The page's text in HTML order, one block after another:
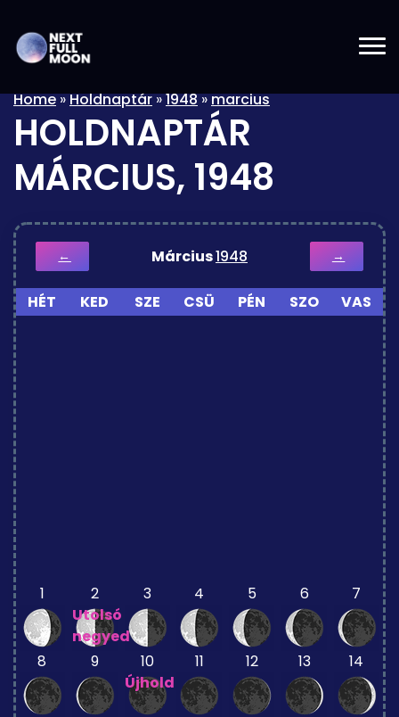
Home»Holdnaptár»1948»marcius
HOLDNAPTÁR
MÁRCIUS, 1948
← Március1948 →
HÉT KED SZE CSÜ PÉN SZO VAS
1
2
Utolsó
negyed
3 4 5 6 7
8 9
10
Újhold
11 12 13 14